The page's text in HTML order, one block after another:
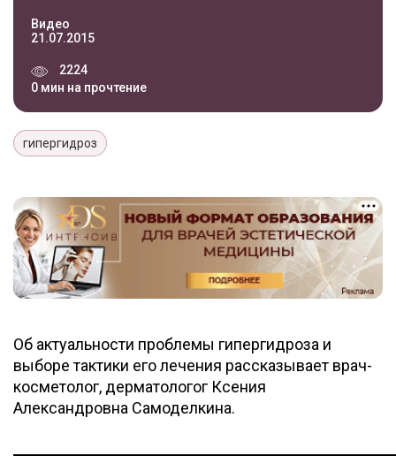
Видео
21.07.2015
2224
0 мин на прочтение
гипергидроз
Об актуальности проблемы гипергидроза и
выборе тактики его лечения рассказывает врач-
косметолог, дерматологог Ксения
Александровна Самоделкина.